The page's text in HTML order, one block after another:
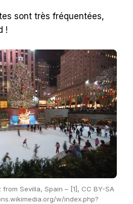
sont très fréquentées,
!
Sevilla, Spain – [1], CC BY-SA
w/index.php?